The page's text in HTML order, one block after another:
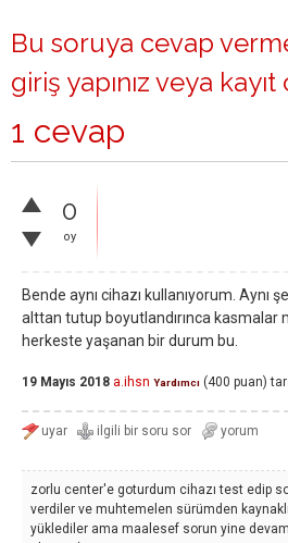
Bu soruya cevap
giriş yapınız veya
1 cevap
0
oy
Bende aynı cihazı kullanıyorum. Aynı
alttan tutup boyutlandırınca kasmalar
herkeste yaşanan bir durum bu.
19 Mayıs 2018 a.ihsn Yardımcı (400 puan)
zorlu center'e goturdum cihazı test edip
verdiler ve muhtemelen sürümden
yüklediler ama maalesef sorun yine